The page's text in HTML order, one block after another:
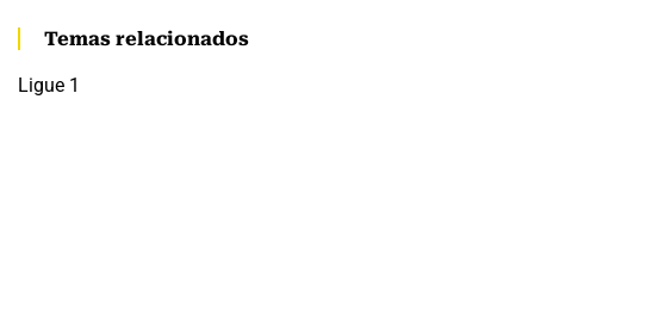
Temas relacionados
Ligue 1